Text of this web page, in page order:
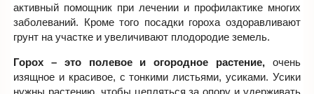
активный помощник при лечении и профилактике многих
заболеваний. Кроме того посадки гороха оздоравливают
грунт на участке и увеличивают плодородие земель.
Горох – это полевое и огородное растение, очень
изящное и красивое, с тонкими листьями, усиками. Усики
нужны растению, чтобы цепляться за опору и удерживать